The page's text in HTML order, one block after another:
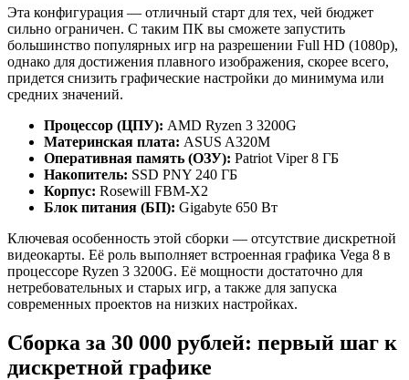
Эта конфигурация — отличный старт для тех, чей бюджет
сильно ограничен. С таким ПК вы сможете запустить
большинство популярных игр на разрешении Full HD (1080p),
однако для достижения плавного изображения, скорее всего,
придется снизить графические настройки до минимума или
средних значений.
Процессор (ЦПУ): AMD Ryzen 3 3200G
Материнская плата: ASUS A320M
Оперативная память (ОЗУ): Patriot Viper 8 ГБ
Накопитель: SSD PNY 240 ГБ
Корпус: Rosewill FBM-X2
Блок питания (БП): Gigabyte 650 Вт
Ключевая особенность этой сборки — отсутствие дискретной
видеокарты. Её роль выполняет встроенная графика Vega 8 в
процессоре Ryzen 3 3200G. Её мощности достаточно для
нетребовательных и старых игр, а также для запуска
современных проектов на низких настройках.
Сборка за 30 000 рублей: первый шаг к
дискретной графике